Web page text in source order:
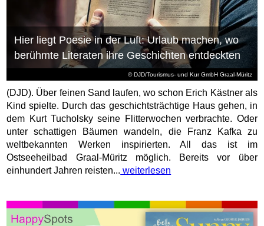
© DJD/Tourismus- und Kur GmbH Graal-Müritz
Hier liegt Poesie in der Luft: Urlaub machen, wo
berühmte Literaten ihre Geschichten entdeckten
(DJD). Über feinen Sand laufen, wo schon Erich Kästner als
Kind spielte. Durch das geschichtsträchtige Haus gehen, in
dem Kurt Tucholsky seine Flitterwochen verbrachte. Oder
unter schattigen Bäumen wandeln, die Franz Kafka zu
weltbekannten Werken inspirierten. All das ist im
Ostseeheilbad Graal-Müritz möglich. Bereits vor über
einhundert Jahren reisten... weiterlesen